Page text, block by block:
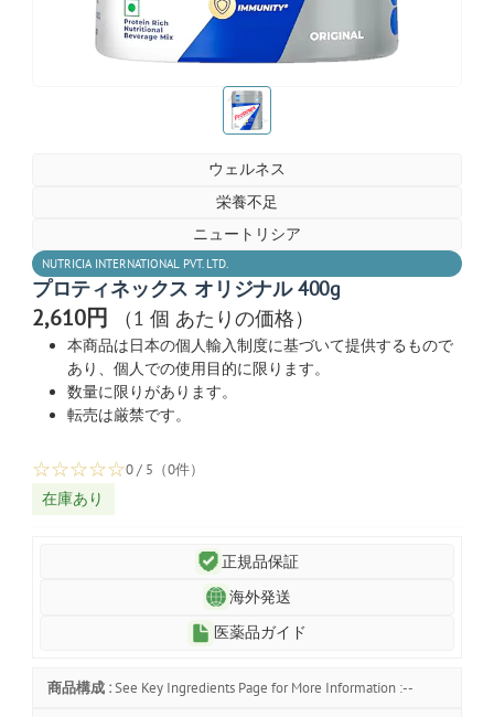
お薬ショップ
ウェルネス
栄養不足
ニュートリシア
NUTRICIA INTERNATIONAL PVT. LTD.
プロティネックス オリジナル 400g
2,610円 （1 個 あたりの価格）
本商品は日本の個人輸入制度に基づいて提供するもので
あり、個人での使用目的に限ります。
数量に限りがあります。
転売は厳禁です。
☆☆☆☆☆0 / 5（0件）
在庫あり
正規品保証
海外発送
医薬品ガイド
商品構成 : See Key Ingredients Page for More Information :--